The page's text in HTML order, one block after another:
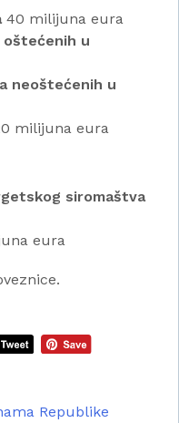
40 milijuna eura
oštećenih u
neoštećenih u
milijuna eura
siromaštva
eura
Republike